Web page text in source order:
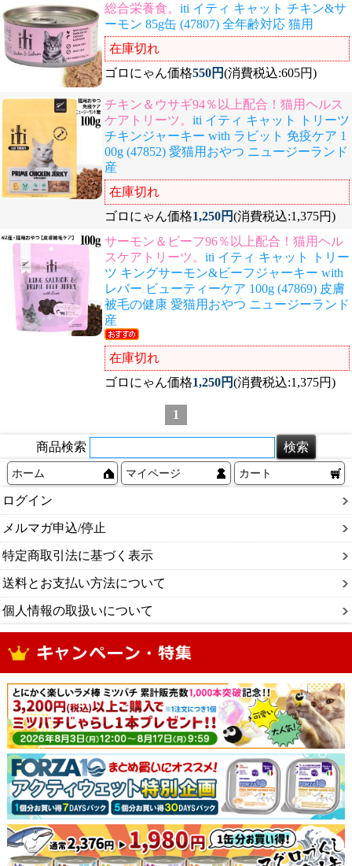
総合栄養食。 iti イティ キャット チキン&サ
ーモン 85g缶 (47807) 全年齢対応 猫用
在庫切れ
ゴロにゃん価格550円(消費税込:605円)
チキン＆ウサギ94％以上配合！猫用ヘルス
ケアトリーツ。 iti イティ キャット トリーツ
チキンジャーキー with ラビット 免疫ケア 1
00g (47852) 愛猫用おやつ ニュージーランド
産
在庫切れ
ゴロにゃん価格1,250円(消費税込:1,375円)
サーモン＆ビーフ96％以上配合！猫用ヘル
スケアトリーツ。 iti イティ キャット トリー
ツ キングサーモン&ビーフジャーキー with
レバー ビューティーケア 100g (47869) 皮膚
被毛の健康 愛猫用おやつ ニュージーランド
産
在庫切れ
ゴロにゃん価格1,250円(消費税込:1,375円)
1
商品検索
ホーム マイページ カート
ログイン
メルマガ申込/停止
特定商取引法に基づく表示
送料とお支払い方法について
個人情報の取扱いについて